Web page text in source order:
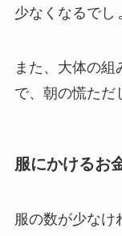
少なくなるでし
また、大体の
で、朝の慌ただ
服にかけるお
服の数が少なけ